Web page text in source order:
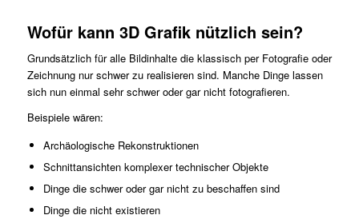
Wofür kann 3D Grafik nützlich sein?
Grundsätzlich für alle Bildinhalte die klassisch per Fotografie oder
Zeichnung nur schwer zu realisieren sind. Manche Dinge lassen
sich nun einmal sehr schwer oder gar nicht fotografieren.
Beispiele wären:
Archäologische Rekonstruktionen
Schnittansichten komplexer technischer Objekte
Dinge die schwer oder gar nicht zu beschaffen sind
Dinge die nicht existieren